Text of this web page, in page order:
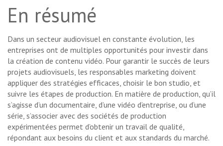
En résumé
Dans un secteur audiovisuel en constante évolution, les
entreprises ont de multiples opportunités pour investir dans
la création de contenu vidéo. Pour garantir le succès de leurs
projets audiovisuels, les responsables marketing doivent
appliquer des stratégies efficaces, choisir le bon studio, et
suivre les étapes de production. En matière de production, qu’il
s’agisse d’un documentaire, d’une vidéo d’entreprise, ou d’une
série, s’associer avec des sociétés de production
expérimentées permet d’obtenir un travail de qualité,
répondant aux besoins du client et aux standards du marché.